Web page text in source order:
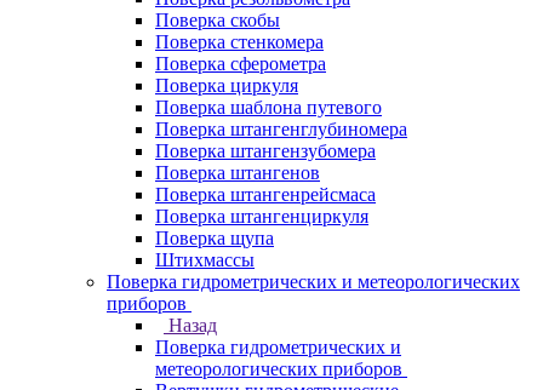
Поверка скобы
Поверка стенкомера
Поверка сферометра
Поверка циркуля
Поверка шаблона путевого
Поверка штангенглубиномера
Поверка штангензубомера
Поверка штангенов
Поверка штангенрейсмаса
Поверка штангенциркуля
Поверка щупа
Штихмассы
Поверка гидрометрических и метеорологических
приборов
Назад
Поверка гидрометрических и
метеорологических приборов